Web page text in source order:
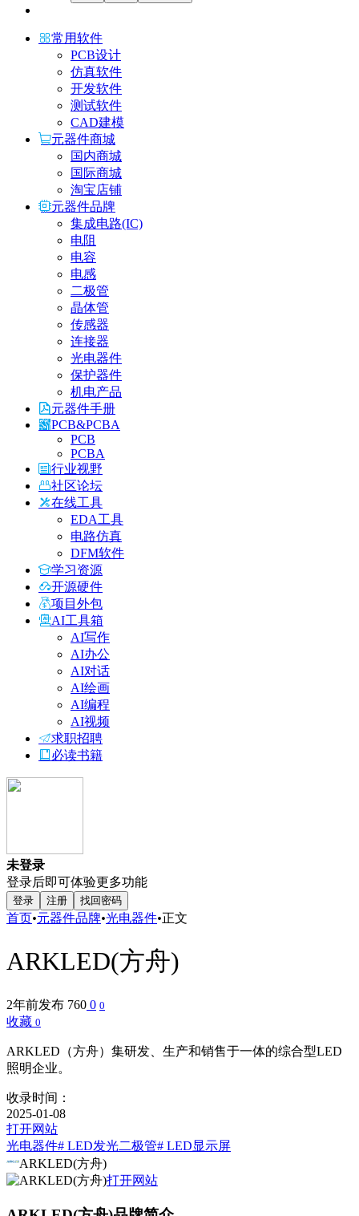
常用软件
PCB设计
仿真软件
开发软件
测试软件
CAD建模
元器件商城
国内商城
国际商城
淘宝店铺
元器件品牌
集成电路(IC)
电阻
电容
电感
二极管
晶体管
传感器
连接器
光电器件
保护器件
机电产品
元器件手册
PCB&PCBA
PCB
PCBA
行业视野
社区论坛
在线工具
EDA工具
电路仿真
DFM软件
学习资源
开源硬件
项目外包
AI工具箱
AI写作
AI办公
AI对话
AI绘画
AI编程
AI视频
求职招聘
必读书籍
未登录
登录后即可体验更多功能
登录 注册 找回密码
首页•元器件品牌•光电器件•正文
ARKLED(方舟)
2年前发布 760 0 0
收藏 0
‌ARKLED（方舟）集研发、生产和销售于一体的综合型LED
照明企业。
收录时间：
2025-01-08
打开网站
光电器件# LED发光二极管# LED显示屏
ARKLED(方舟)
打开网站